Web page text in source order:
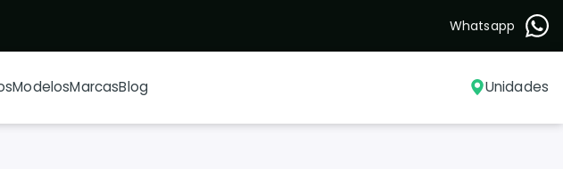
Whatsapp
ModelosMarcasBlog Unidades